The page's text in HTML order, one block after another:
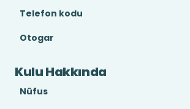
Telefon kodu
Otogar
Kulu Hakkında
Nüfus